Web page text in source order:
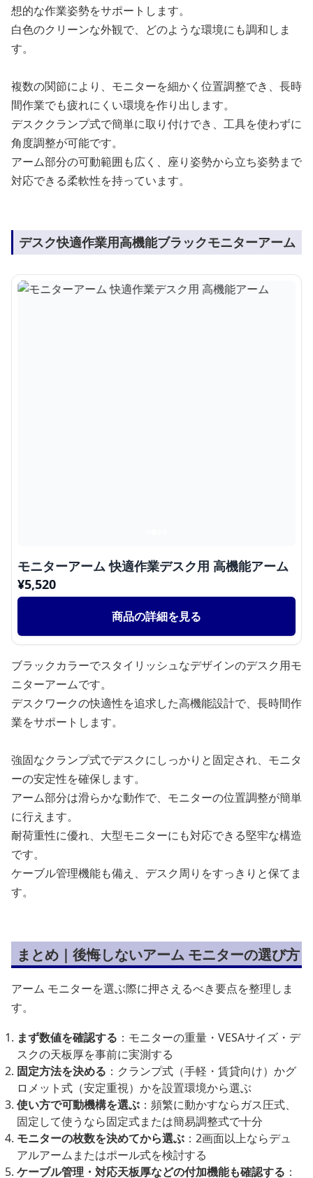
想的な作業姿勢をサポートします。
白色のクリーンな外観で、どのような環境にも調和しま
す。
複数の関節により、モニターを細かく位置調整でき、長時
間作業でも疲れにくい環境を作り出します。
デスククランプ式で簡単に取り付けでき、工具を使わずに
角度調整が可能です。
アーム部分の可動範囲も広く、座り姿勢から立ち姿勢まで
対応できる柔軟性を持っています。
デスク快適作業用高機能ブラックモニターアーム
モニターアーム 快適作業デスク用 高機能アーム
¥5,520
商品の詳細を見る
ブラックカラーでスタイリッシュなデザインのデスク用モ
ニターアームです。
デスクワークの快適性を追求した高機能設計で、長時間作
業をサポートします。
強固なクランプ式でデスクにしっかりと固定され、モニタ
ーの安定性を確保します。
アーム部分は滑らかな動作で、モニターの位置調整が簡単
に行えます。
耐荷重性に優れ、大型モニターにも対応できる堅牢な構造
です。
ケーブル管理機能も備え、デスク周りをすっきりと保てま
す。
まとめ｜後悔しないアーム モニターの選び方
アーム モニターを選ぶ際に押さえるべき要点を整理しま
す。
まず数値を確認する ：モニターの重量・VESAサイズ・デ
スクの天板厚を事前に実測する
固定方法を決める ：クランプ式（手軽・賃貸向け）かグ
ロメット式（安定重視）かを設置環境から選ぶ
使い方で可動機構を選ぶ ：頻繁に動かすならガス圧式、
固定して使うなら固定式または簡易調整式で十分
モニターの枚数を決めてから選ぶ ：2画面以上ならデュ
アルアームまたはポール式を検討する
ケーブル管理・対応天板厚などの付加機能も確認する ：